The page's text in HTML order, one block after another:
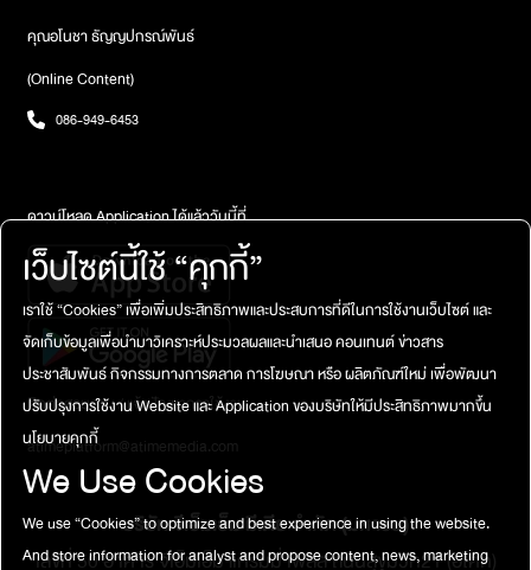
คุณอโนชา ธัญญปกรณ์พันธ์
(Online Content)
086-949-6453
ดาวน์โหลด Application ได้แล้ววันนี้ที่
ติดต่อสอบถาม / แจ้งปัญหาการใช้งาน
atimeplatform@atimemedia.com
บริษัท จีเอ็มเอ็ม มีเดีย จำกัด (มหาชน)
เลขที่ 50 อาคาร จีเอ็มเอ็ม แกรมมี่ เพลส ถนนสุขุมวิท21 (อโศก)
เว็บไซต์นี้ใช้ “คุกกี้”
เราใช้ “Cookies” เพื่อเพิ่มประสิทธิภาพและประสบการที่ดีในการใช้งานเว็บไซต์ และ
จัดเก็บข้อมูลเพื่อนำมาวิเคราะห์ประมวลผลและนำเสนอ คอนเทนต์ ข่าวสาร
ประชาสัมพันธ์ กิจกรรมทางการตลาด การโฆษณา หรือ ผลิตภัณฑ์ใหม่ เพื่อพัฒนา
ปรับปรุงการใช้งาน Website และ Application ของบริษัทให้มีประสิทธิภาพมากขึ้น
นโยบายคุกกี้
We Use Cookies
We use “Cookies” to optimize and best experience in using the website.
And store information for analyst and propose content, news, marketing